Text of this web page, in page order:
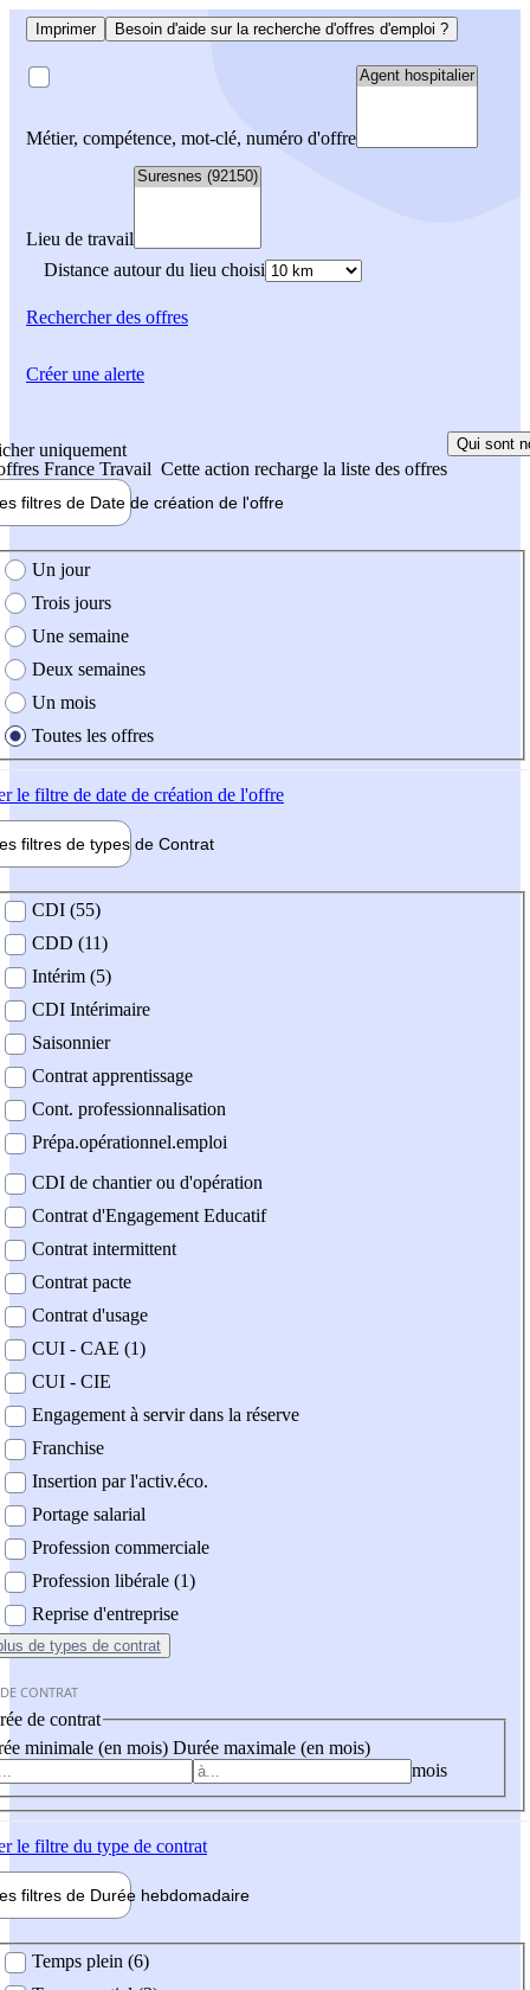
Imprimer Besoin d'aide sur la recherche d'offres d'emploi ?
Métier, compétence, mot-clé, numéro d'offre
Lieu de travail
Distance autour du lieu choisi
Rechercherdes offres
uniquement
France Travail Cette action recharge la liste des offres
Qui sont
filtres de Date de création de l'offre
création de l'offre
Un jour
Trois jours
Une semaine
Deux semaines
Un mois
Toutes les offres
le filtre de date de création de l'offre
filtres de types de Contrat
contrat
CDI (55)
CDD (11)
Intérim (5)
CDI Intérimaire
Saisonnier
Contrat apprentissage
Cont. professionnalisation
Prépa.opérationnel.emploi
CDI de chantier ou d'opération
Contrat d'Engagement Educatif
Contrat intermittent
Contrat pacte
Contrat d'usage
CUI - CAE (1)
CUI - CIE
Engagement à servir dans la réserve
Franchise
Insertion par l'activ.éco.
Portage salarial
Profession commerciale
Profession libérale (1)
Reprise d'entreprise
de types de contrat
CONTRAT
de contrat
minimale (en mois) Durée maximale (en mois)
mois
le filtre du type de contrat
filtres de Durée hebdomadaire
Temps plein (6)
Créer une alerte